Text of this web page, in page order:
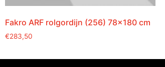
Fakro ARF rolgordijn (256) 78×180 cm
€283,50